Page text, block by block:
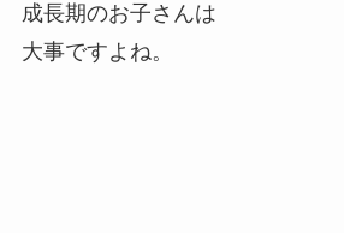
成長期のお子さんは
大事ですよね。